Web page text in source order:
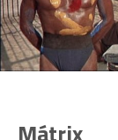
Mátrix